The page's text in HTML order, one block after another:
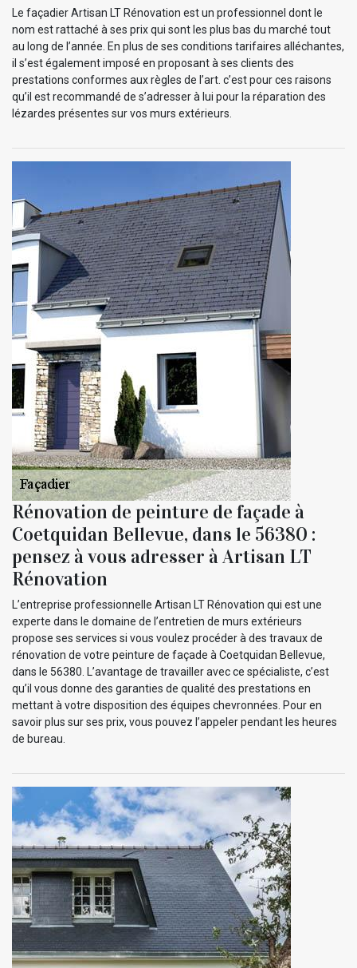
Le façadier Artisan LT Rénovation est un professionnel dont le
nom est rattaché à ses prix qui sont les plus bas du marché tout
au long de l’année. En plus de ses conditions tarifaires alléchantes,
il s’est également imposé en proposant à ses clients des
prestations conformes aux règles de l’art. c’est pour ces raisons
qu’il est recommandé de s’adresser à lui pour la réparation des
lézardes présentes sur vos murs extérieurs.
Rénovation de peinture de façade à
Coetquidan Bellevue, dans le 56380 :
pensez à vous adresser à Artisan LT
Rénovation
L’entreprise professionnelle Artisan LT Rénovation qui est une
experte dans le domaine de l’entretien de murs extérieurs
propose ses services si vous voulez procéder à des travaux de
rénovation de votre peinture de façade à Coetquidan Bellevue,
dans le 56380. L’avantage de travailler avec ce spécialiste, c’est
qu’il vous donne des garanties de qualité des prestations en
mettant à votre disposition des équipes chevronnées. Pour en
savoir plus sur ses prix, vous pouvez l’appeler pendant les heures
de bureau.